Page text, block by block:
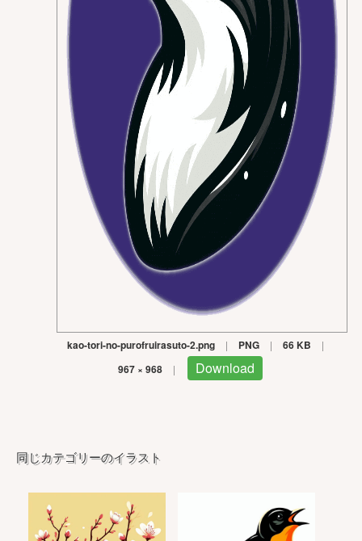
kao-tori-no-purofruirasuto-2.png | PNG | 66 KB |
967 × 968 | Download
同じカテゴリーのイラスト